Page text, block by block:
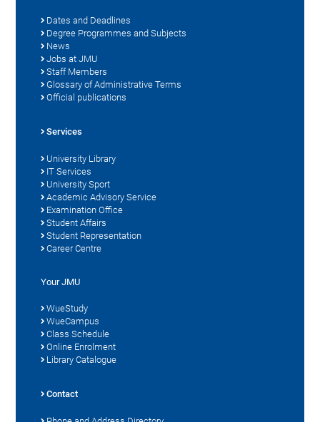
Dates and Deadlines
Degree Programmes and Subjects
News
Jobs at JMU
Staff Members
Glossary of Administrative Terms
Official publications
Services
University Library
IT Services
University Sport
Academic Advisory Service
Examination Office
Student Affairs
Student Representation
Career Centre
Your JMU
WueStudy
WueCampus
Class Schedule
Online Enrolment
Library Catalogue
Contact